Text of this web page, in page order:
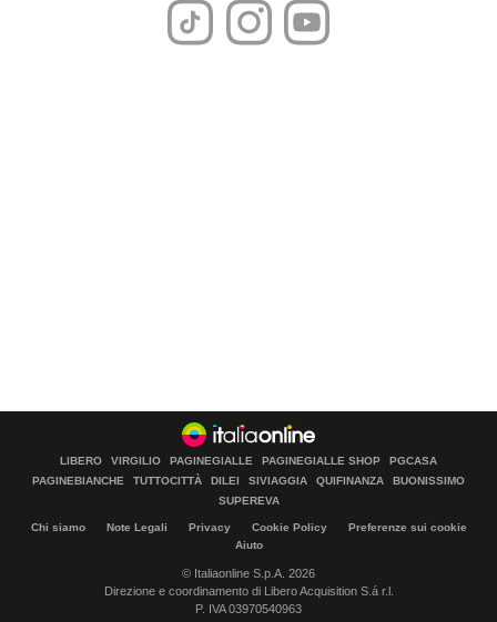
LIBERO VIRGILIO PAGINEGIALLE PAGINEGIALLE SHOP
PGCASA
PAGINEBIANCHE
TUTTOCITTÀ DILEI SIVIAGGIA QUIFINANZA
BUONISSIMO
SUPEREVA
Chi siamo Note Legali Privacy Cookie Policy
Preferenze sui cookie
Aiuto
© Italiaonline S.p.A. 2026
Direzione e coordinamento di Libero Acquisition S.á r.l.
P. IVA 03970540963